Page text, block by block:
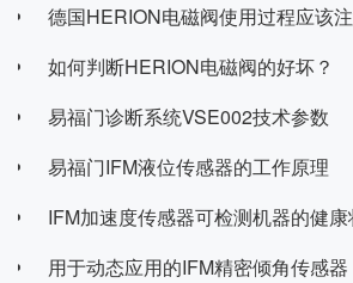
德国HERION电磁阀使用过程应该
如何判断HERION电磁阀的好坏？
易福门诊断系统VSE002技术参数
易福门IFM液位传感器的工作原理
IFM加速度传感器可检测机器的健
用于动态应用的IFM精密倾角传感器